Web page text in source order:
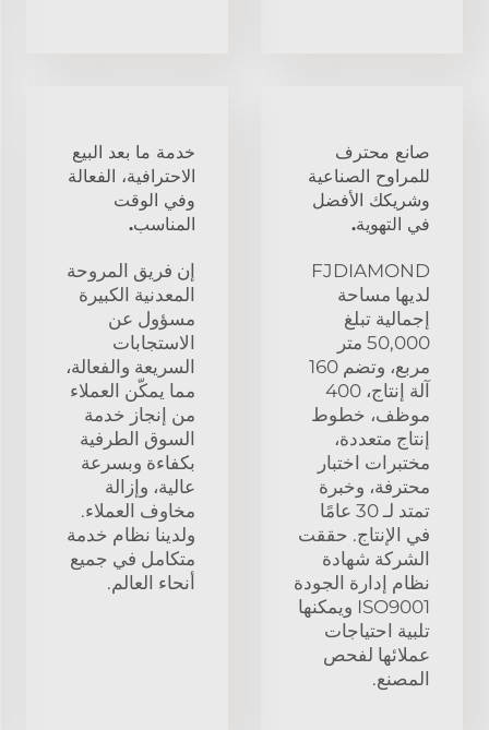
صانع محترف
للمراوح الصناعية
وشريكك الأفضل
في التهوية.
FJDIAMOND
لديها مساحة
إجمالية تبلغ
50,000 متر
مربع، وتضم 160
آلة إنتاج، 400
موظف، خطوط
إنتاج متعددة،
مختبرات اختبار
محترفة، وخبرة
تمتد لـ 30 عامًا
في الإنتاج. حققت
الشركة شهادة
نظام إدارة الجودة
ISO9001 ويمكنها
تلبية احتياجات
عملائها لفحص
المصنع.
خدمة ما بعد البيع
الاحترافية، الفعالة
وفي الوقت
المناسب.
إن فريق المروحة
المعدنية الكبيرة
مسؤول عن
الاستجابات
السريعة والفعالة،
مما يمكّن العملاء
من إنجاز خدمة
السوق الطرفية
بكفاءة وبسرعة
عالية، وإزالة
مخاوف العملاء.
ولدينا نظام خدمة
متكامل في جميع
أنحاء العالم.